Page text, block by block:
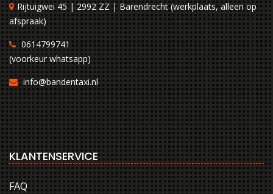
Rijtuigwei 45 | 2992 ZZ | Barendrecht (werkplaats, alleen op
afspraak)
0614799741
(voorkeur whatsapp)
info@bandentaxi.nl
KLANTENSERVICE
FAQ